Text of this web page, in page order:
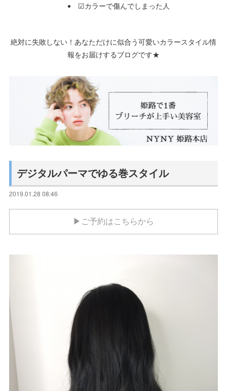
☑カラーで傷んでしまった人
絶対に失敗しない！あなただけに似合う可愛いカラースタイル情
報をお届けするブログです★
デジタルパーマでゆる巻スタイル
2019.01.28 08:46
▶ご予約はこちらから